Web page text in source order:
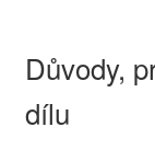
Důvody,
dílu